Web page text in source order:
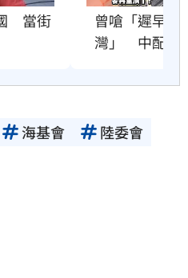
　當街
曾嗆「遲早紅
灣」　中配關
海基會
陸委會